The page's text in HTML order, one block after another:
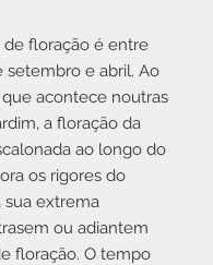
de floração é entre
setembro e abril. Ao
acontece noutras
a floração da
ao longo do
os rigores do
sua extrema
ou adiantem
floração. O tempo